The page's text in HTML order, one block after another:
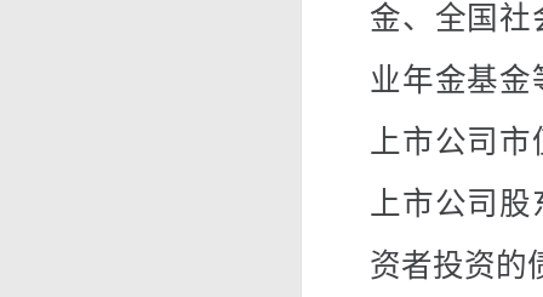
金、全国社
业年金基
上市公司
上市公司
资者投资的